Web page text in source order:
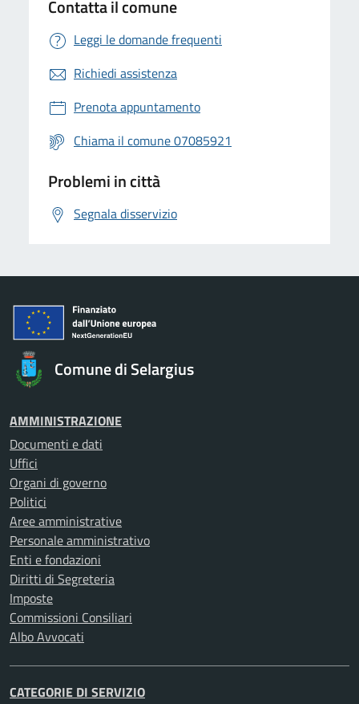
Contatta il comune
Leggi le domande frequenti
Richiedi assistenza
Prenota appuntamento
Chiama il comune 07085921
Problemi in città
Segnala disservizio
Comune di Selargius
AMMINISTRAZIONE
Documenti e dati
Uffici
Organi di governo
Politici
Aree amministrative
Personale amministrativo
Enti e fondazioni
Diritti di Segreteria
Imposte
Commissioni Consiliari
Albo Avvocati
CATEGORIE DI SERVIZIO